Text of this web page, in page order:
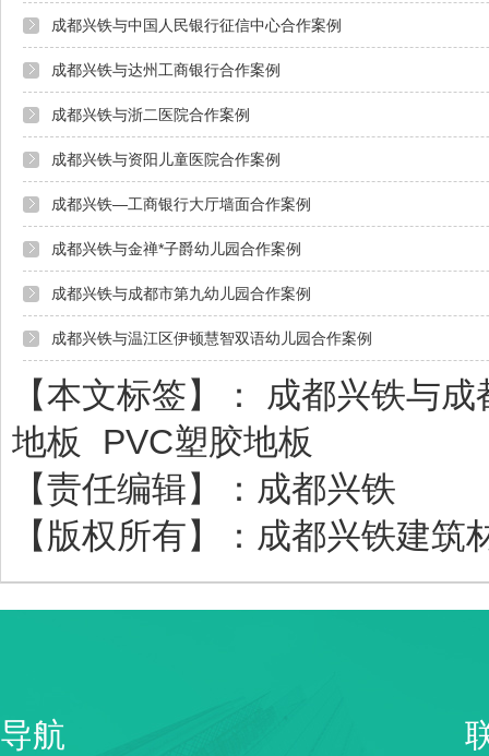
成都兴铁与中国人民银行征信中心合作案例
成都兴铁与达州工商银行合作案例
成都兴铁与浙二医院合作案例
成都兴铁与资阳儿童医院合作案例
成都兴铁—工商银行大厅墙面合作案例
成都兴铁与金禅*子爵幼儿园合作案例
成都兴铁与成都市第九幼儿园合作案例
成都兴铁与温江区伊顿慧智双语幼儿园合作案例
【本文标签】：
成都兴铁与
地板
PVC塑胶地板
【责任编辑】： 成都兴铁
【版权所有】： 成都兴铁建筑
导航